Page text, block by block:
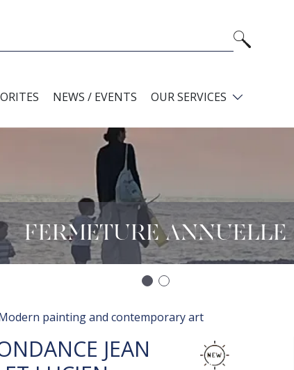
NEWS / EVENTS OUR SERVICES
FERMETURE ANNUELLE
painting and contemporary art
JEAN